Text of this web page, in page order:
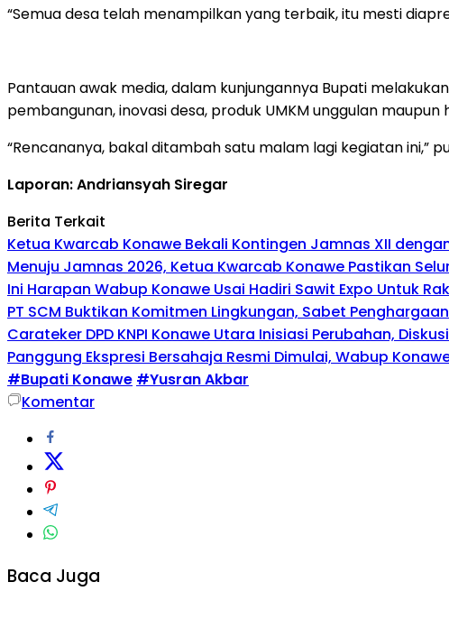
“Semua desa telah menampilkan yang terbaik, itu mesti
Pantauan awak media, dalam kunjungannya Bupati
pembangunan, inovasi desa, produk UMKM unggulan maupun
“Rencananya, bakal ditambah satu malam lagi kegiatan ini,”
Laporan: Andriansyah Siregar
Berita Terkait
Ketua Kwarcab Konawe Bekali Kontingen Jamnas XII
Menuju Jamnas 2026, Ketua Kwarcab Konawe Pastikan
Ini Harapan Wabup Konawe Usai Hadiri Sawit Expo Untuk
PT SCM Buktikan Komitmen Lingkungan, Sabet
Carateker DPD KNPI Konawe Utara Inisiasi Perubahan,
Panggung Ekspresi Bersahaja Resmi Dimulai, Wabup
#Bupati Konawe #Yusran Akbar
Komentar
Baca Juga